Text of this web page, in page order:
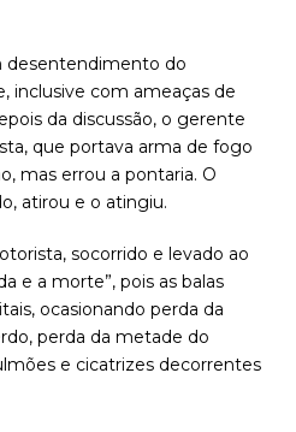
desentendimento do
inclusive com ameaças de
da discussão, o gerente
que portava arma de fogo
mas errou a pontaria. O
atirou e o atingiu.
socorrido e levado ao
e a morte”, pois as balas
ocasionando perda da
perda da metade do
e cicatrizes decorrentes